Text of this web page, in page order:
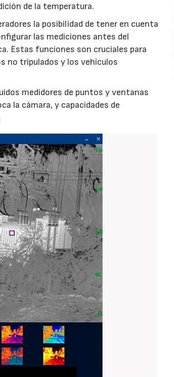
de la temperatura.
la posibilidad de tener en cuenta
las mediciones antes del
Estas funciones son cruciales para
no tripulados y los vehículos
medidores de puntos y ventanas
la cámara, y capacidades de